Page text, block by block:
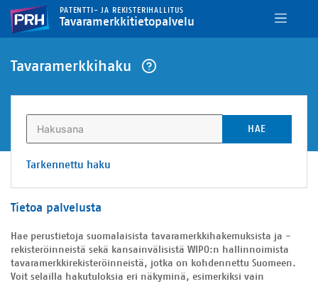
PATENTTI- JA REKISTERIHALLITUS
Tavaramerkkitietopalvelu
Tavaramerkkihaku
HAE
Tarkennettu haku
Tietoa palvelusta
Hae perustietoja suomalaisista tavaramerkkihakemuksista ja -
rekisteröinneistä sekä kansainvälisistä WIPO:n hallinnoimista
tavaramerkkirekisteröinneistä, jotka on kohdennettu Suomeen.
Voit selailla hakutuloksia eri näkyminä, esimerkiksi vain